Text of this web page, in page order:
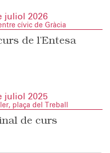
juliol 2026
cívic de Gràcia
de l’Entesa
juliol 2025
plaça del Treball
de curs